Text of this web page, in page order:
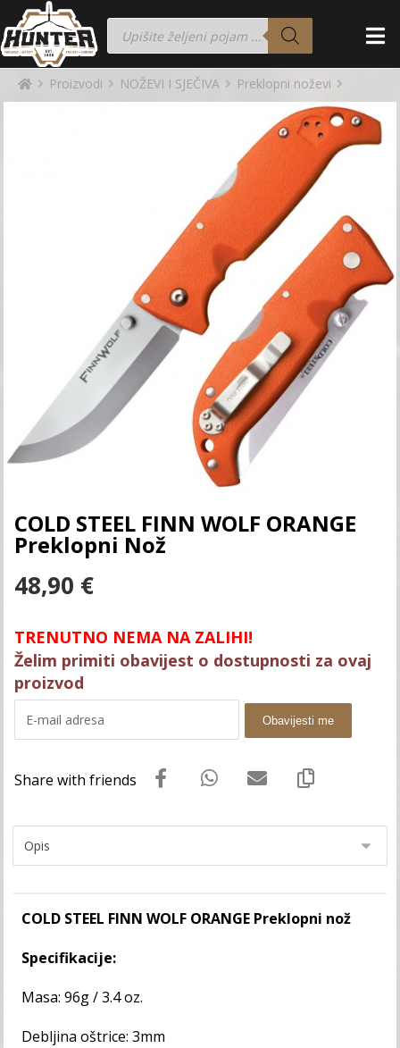
Proizvodi NOŽEVI I SJEČIVA Preklopni noževi
COLD STEEL FINN WOLF ORANGE
Preklopni Nož
48,90 €
TRENUTNO NEMA NA ZALIHI!
Želim primiti obavijest o dostupnosti za ovaj
proizvod
Obavijesti me
COLD STEEL FINN WOLF ORANGE Preklopni nož
Specifikacije:
Masa: 96g / 3.4 oz.
Debljina oštrice: 3mm